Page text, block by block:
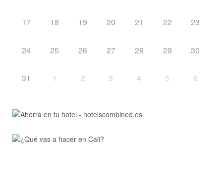
17 18 19 20 21 22 23
24 25 26 27 28 29 30
31 1 2 3 4 5 6